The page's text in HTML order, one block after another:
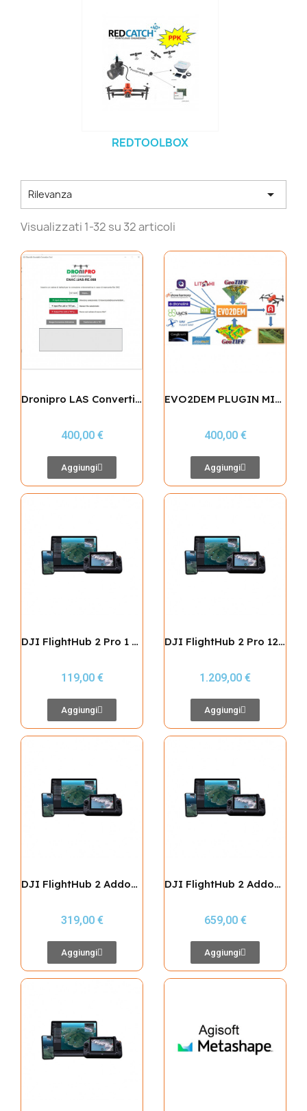
REDTOOLBOX
Rilevanza 
Visualizzati 1-32 su 32 articoli
Dronipro LAS Convertion tool - conversione quote ellisoidiche in ortometriche
400,00 €
Aggiungi
EVO2DEM PLUGIN MISSIONI CON DEM E FACCIATE PER EVO2
400,00 €
Aggiungi
DJI FlightHub 2 Pro 1 Mese
119,00 €
Aggiungi
DJI FlightHub 2 Pro 12 Mesi
1.209,00 €
Aggiungi
DJI FlightHub 2 Addon LiveStream 10.000 Minuti
319,00 €
Aggiungi
DJI FlightHub 2 Addon Storage 500 Gb
659,00 €
Aggiungi